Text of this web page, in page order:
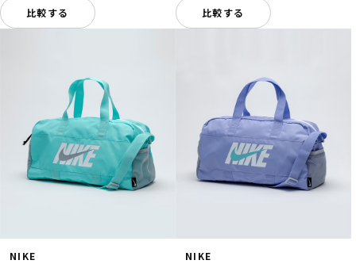
比較する 比較する
NIKE NIKE